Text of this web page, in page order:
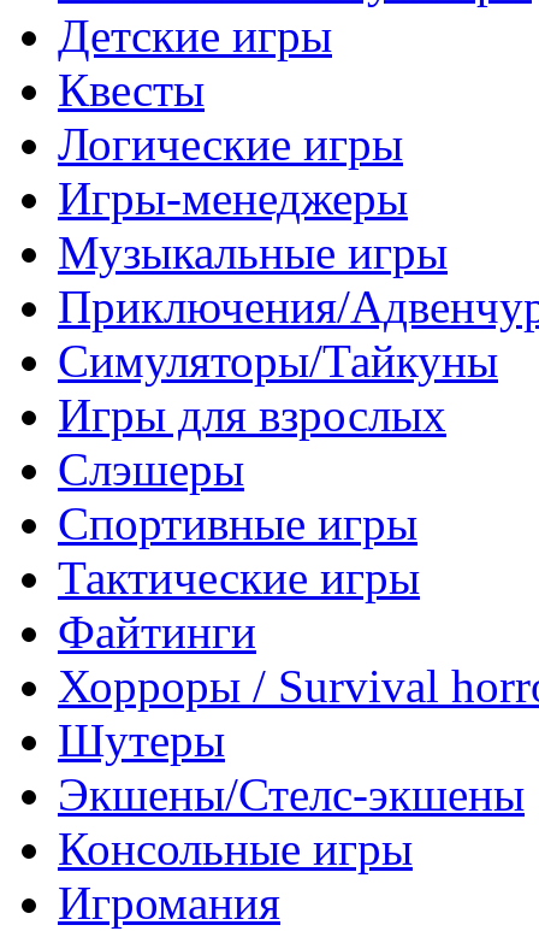
Детские игры
Квесты
Логические игры
Игры-менеджеры
Музыкальные игры
Приключения/
Симуляторы/Тайкуны
Игры для взрослых
Слэшеры
Спортивные игры
Тактические игры
Файтинги
Хорроры / Survival
Шутеры
Экшены/Стелс-экшены
Консольные игры
Игромания